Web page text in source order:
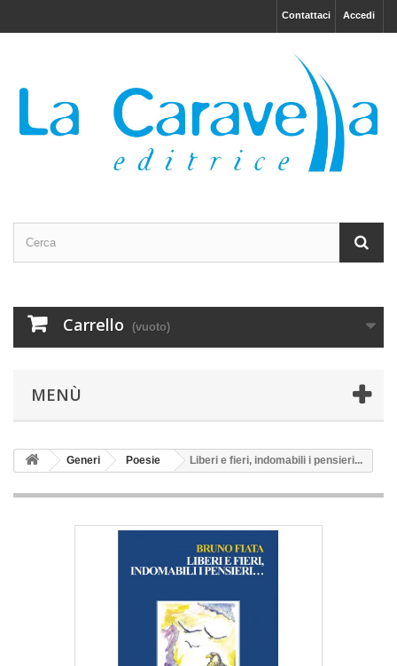
Accedi
Contattaci
Carrello (vuoto)
MENÙ
Generi Poesie Liberi e fieri, indomabili i pensieri...